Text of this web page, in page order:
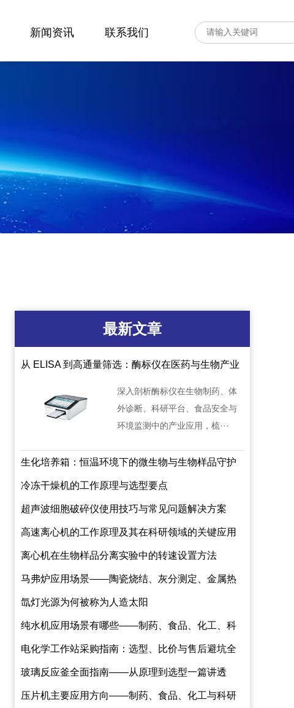
新闻资讯 联系我们
最新文章
从 ELISA 到高通量筛选：酶标仪在医药与生物产业
深入剖析酶标仪在生物制药、体
外诊断、科研平台、食品安全与
环境监测中的产业应用，梳···
生化培养箱：恒温环境下的微生物与生物样品守护
者
冷冻干燥机的工作原理与选型要点
超声波细胞破碎仪使用技巧与常见问题解决方案
高速离心机的工作原理及其在科研领域的关键应用
离心机在生物样品分离实验中的转速设置方法
马弗炉应用场景——陶瓷烧结、灰分测定、金属热
处理与材料灼烧全解析
氙灯光源为何被称为人造太阳
纯水机应用场景有哪些——制药、食品、化工、科
研全解析
电化学工作站采购指南：选型、比价与售后避坑全
攻略
玻璃反应釜全面指南——从原理到选型一篇讲透
压片机主要应用方向——制药、食品、化工与科研